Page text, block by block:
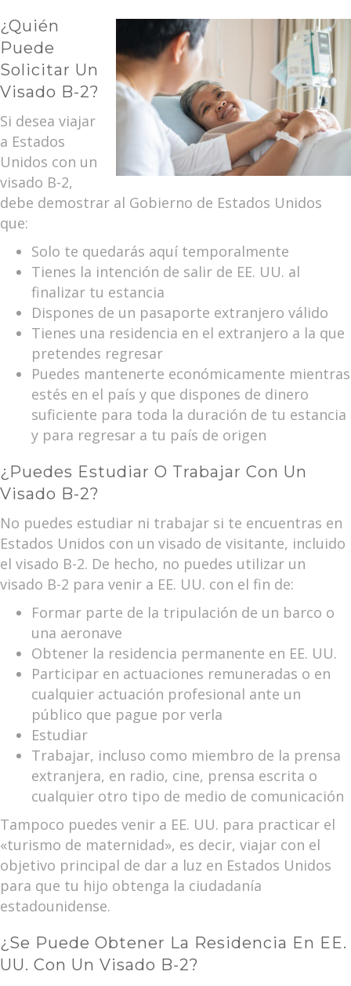
¿Quién
Puede
Solicitar Un
Visado B-2?
Si desea viajar
a Estados
Unidos con un
visado B-2,
debe demostrar al Gobierno de Estados Unidos
que:
Solo te quedarás aquí temporalmente
Tienes la intención de salir de EE. UU. al
finalizar tu estancia
Dispones de un pasaporte extranjero válido
Tienes una residencia en el extranjero a la que
pretendes regresar
Puedes mantenerte económicamente mientras
estés en el país y que dispones de dinero
suficiente para toda la duración de tu estancia
y para regresar a tu país de origen
¿Puedes Estudiar O Trabajar Con Un
Visado B-2?
No puedes estudiar ni trabajar si te encuentras en
Estados Unidos con un visado de visitante, incluido
el visado B-2. De hecho, no puedes utilizar un
visado B-2 para venir a EE. UU. con el fin de:
Formar parte de la tripulación de un barco o
una aeronave
Obtener la residencia permanente en EE. UU.
Participar en actuaciones remuneradas o en
cualquier actuación profesional ante un
público que pague por verla
Estudiar
Trabajar, incluso como miembro de la prensa
extranjera, en radio, cine, prensa escrita o
cualquier otro tipo de medio de comunicación
Tampoco puedes venir a EE. UU. para practicar el
«turismo de maternidad», es decir, viajar con el
objetivo principal de dar a luz en Estados Unidos
para que tu hijo obtenga la ciudadanía
estadounidense.
¿Se Puede Obtener La Residencia En EE.
UU. Con Un Visado B-2?